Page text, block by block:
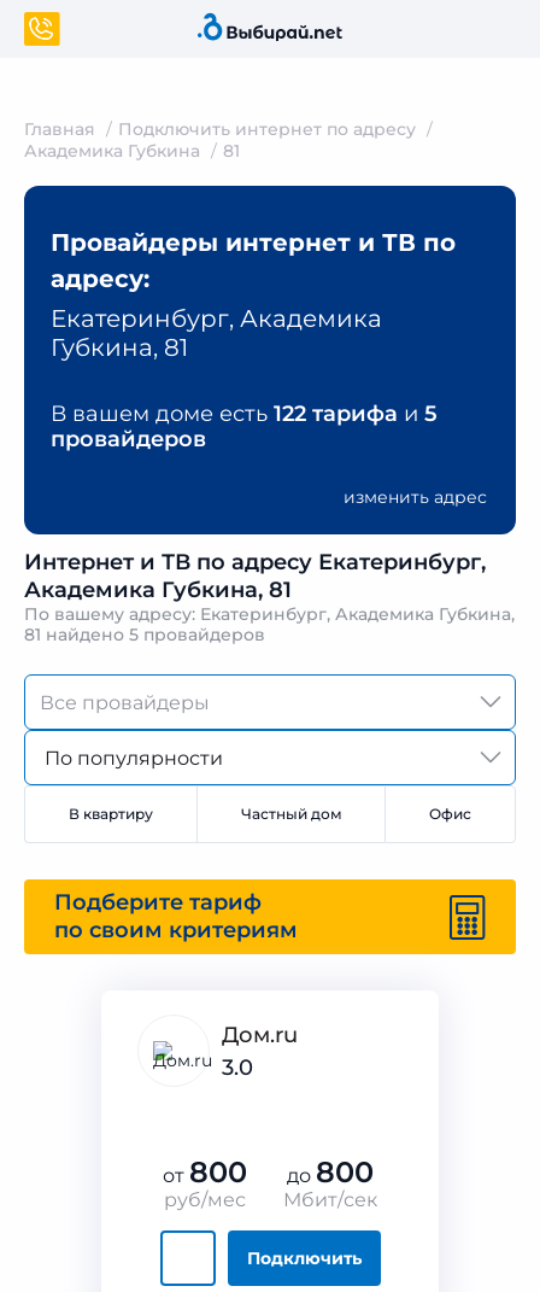
Главная
Подключить интернет по адресу
Академика Губкина
81
изменить адрес
Провайдеры интернет и ТВ по
адресу:
Екатеринбург, Академика
Губкина, 81
В вашем доме есть 122 тарифа и 5
провайдеров
Интернет и ТВ по адресу Екатеринбург,
Академика Губкина, 81
По вашему адресу: Екатеринбург, Академика Губкина,
81 найдено 5 провайдеров
По популярности
В квартиру Частный дом Офис
Подберите тариф
по своим критериям
Дом.ru
3.0
от 800
руб/мес
до 800
Мбит/сек
Подключить